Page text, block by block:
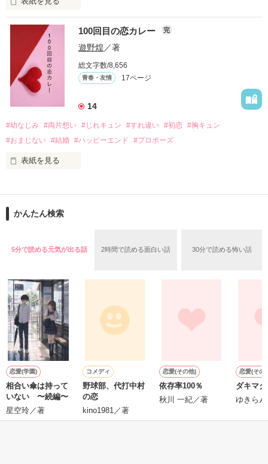
作品を読む
｢全部あんたのせいよ｣
『──のせいじゃないよ』
｢なんであんたが生きてんのよ｣
『生きていてくれてありがとう』
｢あんたなんか産まなきゃ良かった｣
『産まれてきてくれてありがとう』
泣き方も、笑い方も、助けの求め方も、何も知らなかった。
でもみんなが教えてくれた。
『"愛してるよ"』
100回目の恋カレー 完
遊野煌／著
総文字数/8,656
青春・友情 17ページ
14
#幼なじみ #両片想い #じれキュン #すれ違い #初恋 #胸キュン
#おまじない #結婚 #ハッピーエンド #プロポーズ
表紙を見る
※表紙はフリー素材です。コンテスト用に既存作を改稿しまし
た。
作品を読む
かんたん検索
5分で読める元気が出る話 2時間で読める面白い話 30分で読める怖い話
恋愛(学園)
相合い傘は持って
いない 〜続編〜
星空玲／著
コメディ
野球部、代打中村
の恋
kino1981／著
恋愛(その他)
依存率100％
秋川 一紀／著
恋愛(その
ダキマ
ゆきら